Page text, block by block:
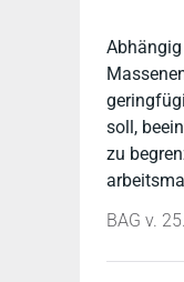
soll,
zu
BAG v.